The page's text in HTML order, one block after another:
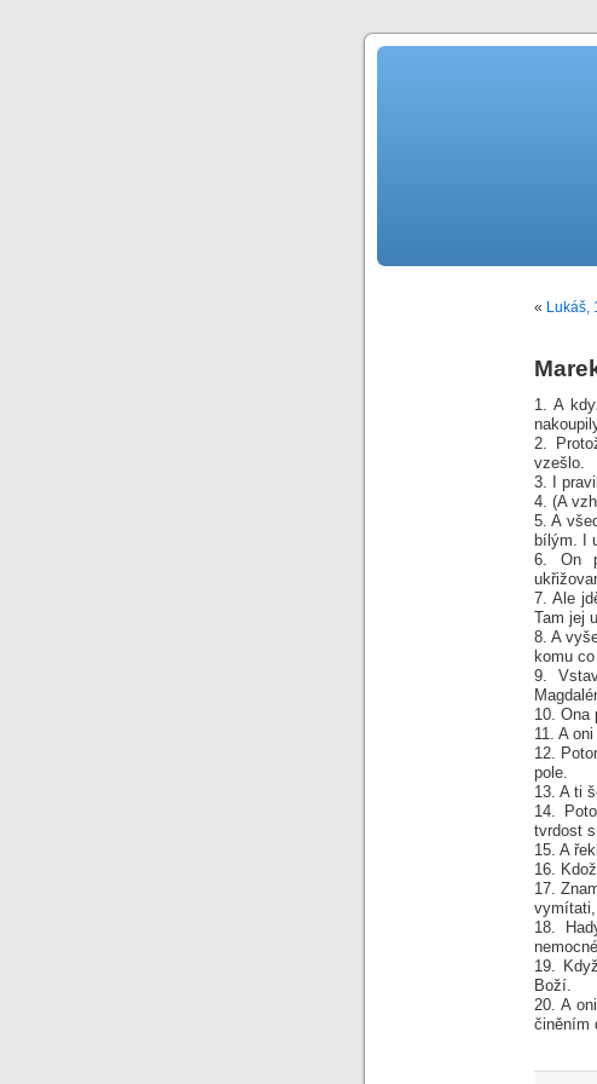
« Lukáš,
1. A
2.
vzešlo.
3. I
4. (A
5. A
bílým. I
6. On
7. Ale
Tam jej
8. A
komu
9.
10. Ona
11. A
12.
pole.
13. A ti
14.
tvrdost
15. A
16.
17.
vymítati,
18.
19.
Boží.
20. A
činěním